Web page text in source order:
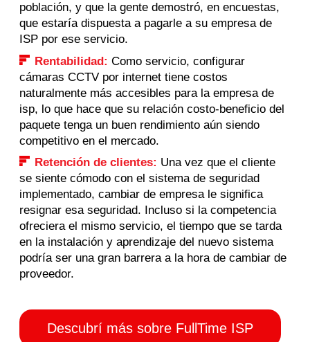
población, y que la gente demostró, en encuestas,
que estaría dispuesta a pagarle a su empresa de
ISP por ese servicio.
Rentabilidad: Como servicio, configurar
cámaras CCTV por internet tiene costos
naturalmente más accesibles para la empresa de
isp, lo que hace que su relación costo-beneficio del
paquete tenga un buen rendimiento aún siendo
competitivo en el mercado.
Retención de clientes: Una vez que el cliente
se siente cómodo con el sistema de seguridad
implementado, cambiar de empresa le significa
resignar esa seguridad. Incluso si la competencia
ofreciera el mismo servicio, el tiempo que se tarda
en la instalación y aprendizaje del nuevo sistema
podría ser una gran barrera a la hora de cambiar de
proveedor.
Descubrí más sobre FullTime ISP